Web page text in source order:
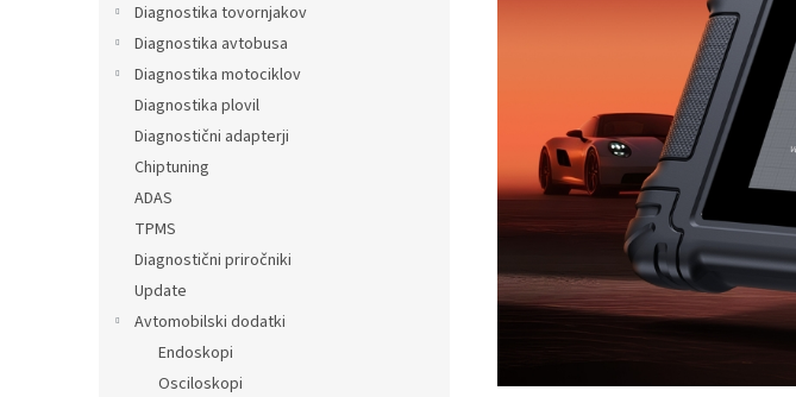
Diagnostika tovornjakov
Diagnostika avtobusa
Diagnostika motociklov
Diagnostika plovil
Diagnostični adapterji
Chiptuning
ADAS
TPMS
Diagnostični priročniki
Update
Avtomobilski dodatki
Endoskopi
Osciloskopi